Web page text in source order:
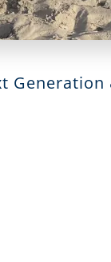
Generation